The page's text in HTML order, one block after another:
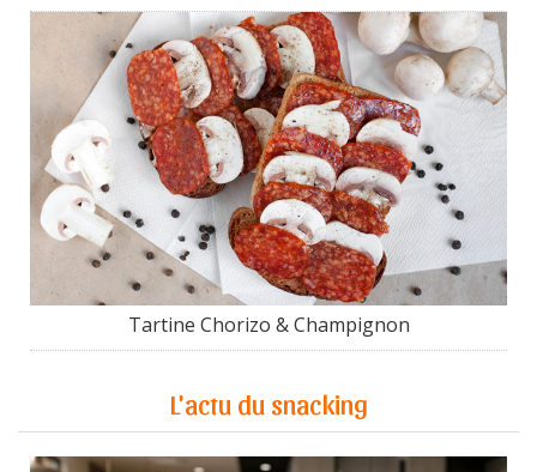
Tartine Chorizo & Champignon
L'actu du snacking